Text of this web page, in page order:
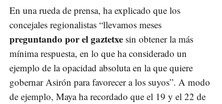
En una rueda de prensa, ha explicado que los
concejales regionalistas “llevamos meses
preguntando por el gaztetxe sin obtener la más
mínima respuesta, en lo que ha considerado un
ejemplo de la opacidad absoluta en la que quiere
gobernar Asirón para favorecer a los suyos”. A modo
de ejemplo, Maya ha recordado que el 19 y el 22 de